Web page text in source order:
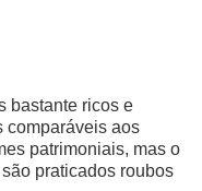
bastante ricos e
comparáveis aos
patrimoniais, mas o
praticados roubos